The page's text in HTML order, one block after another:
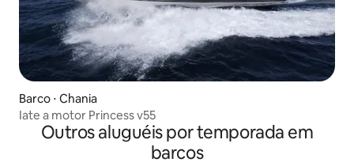
Barco ⋅ Chania
Iate a motor Princess v55
Outros aluguéis por temporada em
barcos